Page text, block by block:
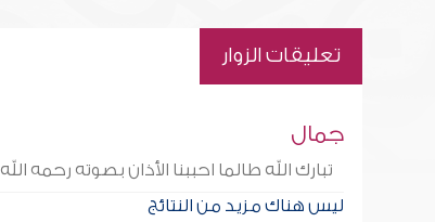
تعليقات الزوار
جمال
تبارك الله طالما احببنا الأذان بصوته رحمه الله
ليس هناك مزيد من النتائج